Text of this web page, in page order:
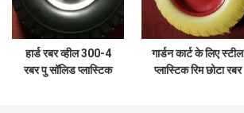
हार्ड रबर व्हील 300-4
रबर पु सॉलिड प्लास्टिक
गार्डन कार्ट के लिए स्टील
प्लास्टिक रिम छोटा रबर